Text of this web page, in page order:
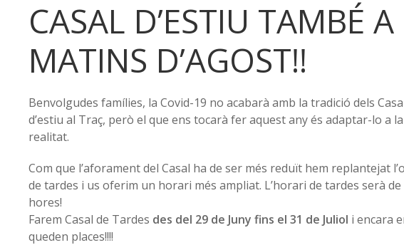
CASAL D’ESTIU TAMBÉ
MATINS D’AGOST!!
Benvolgudes famílies, la Covid-19 no acabarà amb la tradició dels
d’estiu al Traç, però el que ens tocarà fer aquest any és adaptar-lo a
realitat.
Com que l’aforament del Casal ha de ser més reduït hem replantejat
de tardes i us oferim un horari més ampliat. L’horari de tardes serà de
hores!
Farem Casal de Tardes des del 29 de Juny fins el 31 de Juliol i encara
queden places!!!!